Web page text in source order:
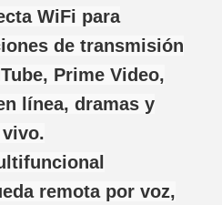
WiFi para
de transmisión
Prime Video,
línea, dramas y
remota por voz,